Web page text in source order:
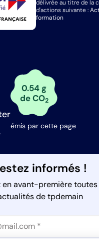
délivrée au titre de la
d'actions suivante :
formation
0.54 g
de CO2
émis par cette page
informés !
en avant-première
de tpdemain